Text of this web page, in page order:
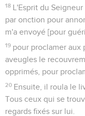
18 L'Esprit du
par onction pour
m'a envoyé [pour
19 pour proclamer aux
aveugles le
opprimés, pour
20 Ensuite, il roula le
Tous ceux qui se
regards fixés sur lui.